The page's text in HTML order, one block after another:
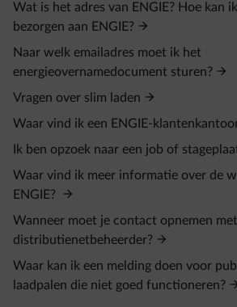
Wat is het adres van ENGIE? Hoe kan
bezorgen aan ENGIE?
Naar welk emailadres moet ik het
energieovernamedocument sturen?
Vragen over slim laden
Waar vind ik een ENGIE-
Ik ben opzoek naar een job of
Waar vind ik meer informatie over de
ENGIE?
Wanneer moet je contact opnemen
distributienetbeheerder?
Waar kan ik een melding doen voor
laadpalen die niet goed functioneren?